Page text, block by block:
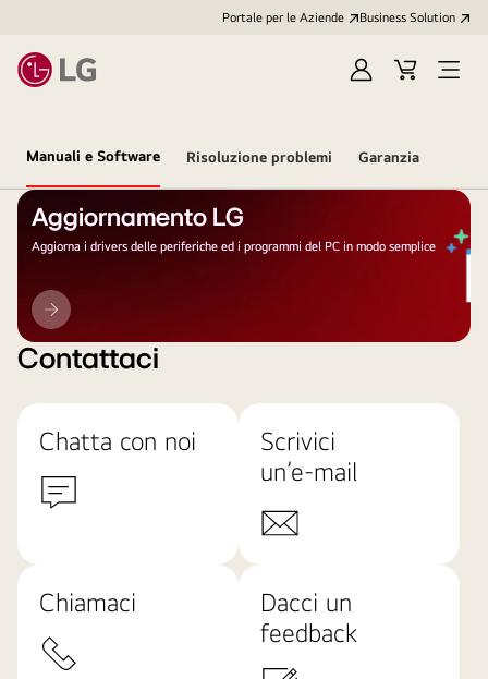
Portale per le Aziende Business Solution
AccediCart
Open
Manuali e Software Risoluzione problemi Garanzia
Aggiornamento LG
Aggiorna i drivers delle periferiche ed i programmi del PC in modo semplice
Aggiornamento
LG
Contattaci
Chatta con noi
Scrivici
un’e-mail
Chiamaci
Dacci un
feedback